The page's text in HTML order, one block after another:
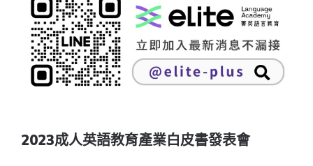
2023成人英語教育產業白皮書發表會